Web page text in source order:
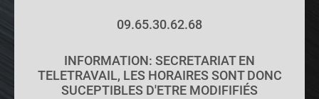
09.65.30.62.68
INFORMATION: SECRETARIAT EN
TELETRAVAIL, LES HORAIRES SONT DONC
SUCEPTIBLES D'ETRE MODIFIFIÉS